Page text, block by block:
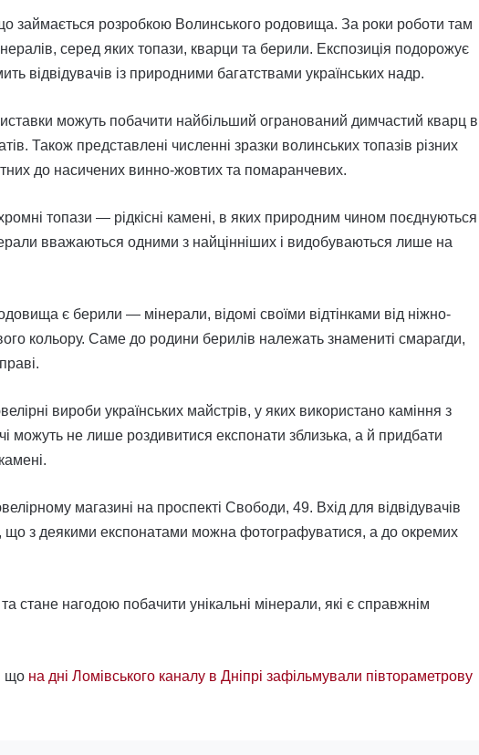
займається розробкою Волинського родовища. За роки роботи там
серед яких топази, кварци та берили. Експозиція подорожує
відвідувачів із природними багатствами українських надр.
можуть побачити найбільший огранований димчастий кварц в
Також представлені численні зразки волинських топазів різних
до насичених винно-жовтих та помаранчевих.
топази — рідкісні камені, в яких природним чином поєднуються
вважаються одними з найцінніших і видобуваються лише на
є берили — мінерали, відомі своїми відтінками від ніжно-
кольору. Саме до родини берилів належать знамениті смарагди,
вироби українських майстрів, у яких використано каміння з
можуть не лише роздивитися експонати зблизька, а й придбати
магазині на проспекті Свободи, 49. Вхід для відвідувачів
що з деякими експонатами можна фотографуватися, а до окремих
стане нагодою побачити унікальні мінерали, які є справжнім
що на дні Ломівського каналу в Дніпрі зафільмували півтораметрову